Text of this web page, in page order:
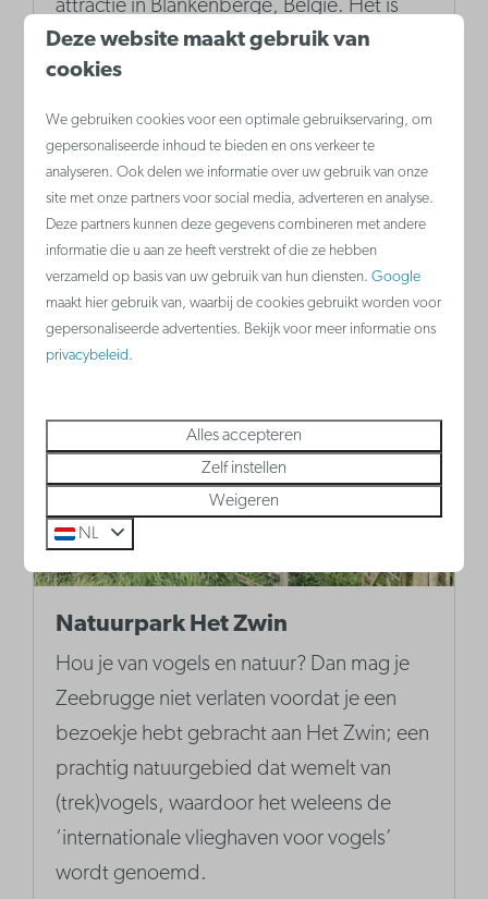
attractie in Blankenberge, België. Het is
een nostalgische fietspiste die al
generaties lang plezier biedt aan
bezoekers van alle leeftijden. Met kleurrijke
fietsen en een levendige sfeer is het een
must-visit voor gezinnen en iedereen die
op zoek is naar een leuk uitje aan de kust.
Meer
Natuurpark Het Zwin
Hou je van vogels en natuur? Dan mag je
Zeebrugge niet verlaten voordat je een
bezoekje hebt gebracht aan Het Zwin; een
prachtig natuurgebied dat wemelt van
(trek)vogels, waardoor het weleens de
‘internationale vlieghaven voor vogels’
wordt genoemd.
Deze website maakt gebruik van
cookies
We gebruiken cookies voor een optimale gebruikservaring, om
gepersonaliseerde inhoud te bieden en ons verkeer te
analyseren. Ook delen we informatie over uw gebruik van onze
site met onze partners voor social media, adverteren en analyse.
Deze partners kunnen deze gegevens combineren met andere
informatie die u aan ze heeft verstrekt of die ze hebben
verzameld op basis van uw gebruik van hun diensten.Google
maakt hier gebruik van, waarbij de cookies gebruikt worden voor
gepersonaliseerde advertenties. Bekijk voor meer informatie ons
privacybeleid.
Alles accepteren
Zelf instellen
Weigeren
NL